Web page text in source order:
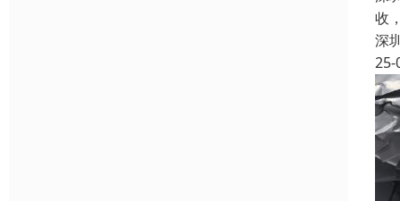
收
深
25-